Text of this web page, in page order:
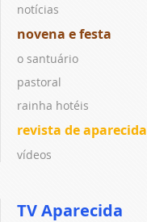
notícias
novena e festa
o santuário
pastoral
rainha hotéis
revista de aparecida
vídeos
TV Aparecida